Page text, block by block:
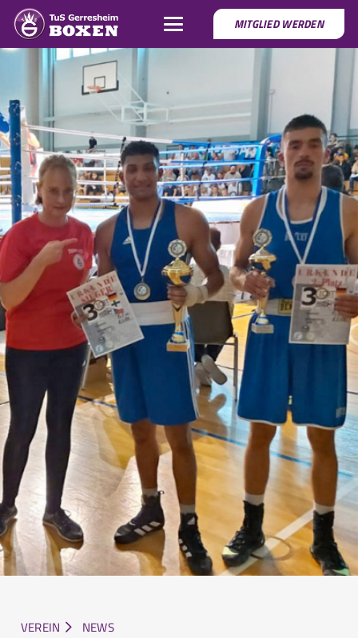
MITGLIED WERDEN
VEREIN NEWS